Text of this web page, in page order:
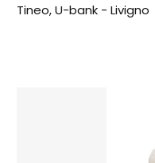
Tineo, U-bank - Livigno